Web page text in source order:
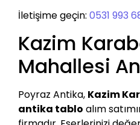
İletişime geçin: 0531 993
Kazim
Mahallesi
Poyraz Antika, Kazim
antika tablo alım